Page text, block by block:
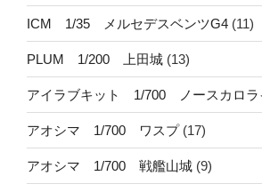
ICM 1/35 メルセデスベンツG4 (11)
PLUM 1/200 上田城 (13)
アイラブキット 1/700 ノースカロラ
アオシマ 1/700 ワスプ(17)
アオシマ 1/700 戦艦山城 (9)